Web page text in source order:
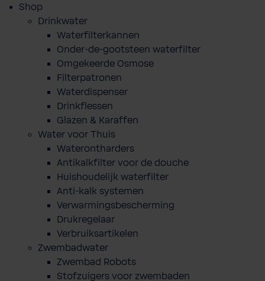
Shop
Drinkwater
Waterfilterkannen
Onder-de-gootsteen waterfilter
Omgekeerde Osmose
Filterpatronen
Waterdispenser
Drinkflessen
Glazen & Karaffen
Water voor Thuis
Waterontharders
Antikalkfilter voor de douche
Huishoudelijk waterfilter
Anti-kalk systemen
Verwarmingsbescherming
Drukregelaar
Verbruiksartikelen
Zwembadwater
Zwembad Robots
Stofzuigers voor zwembaden